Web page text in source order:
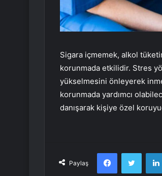
Sigara içmemek, alkol
korunmada etkilidir. Stres
yükselmesini önleyerek
korunmada yardımcı
danışarak kişiye özel
Paylaş
Facebook